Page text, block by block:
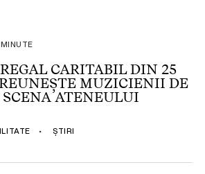
MINUTE
CARITABIL DIN 25
MUZICIENII DE
ATENEULUI
• ȘTIRI